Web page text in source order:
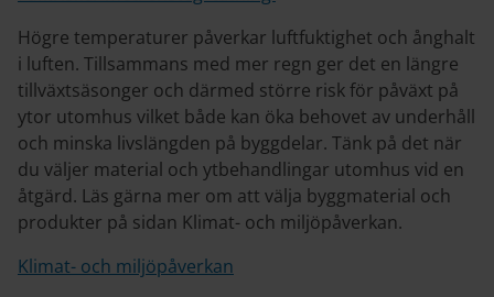
Högre temperaturer påverkar luftfuktighet och ånghalt
i luften. Tillsammans med mer regn ger det en längre
tillväxtsäsonger och därmed större risk för påväxt på
ytor utomhus vilket både kan öka behovet av underhåll
och minska livslängden på byggdelar. Tänk på det när
du väljer material och ytbehandlingar utomhus vid en
åtgärd. Läs gärna mer om att välja byggmaterial och
produkter på sidan Klimat- och miljöpåverkan.
Klimat- och miljöpåverkan